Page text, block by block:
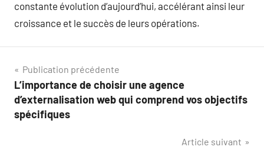
constante évolution d’aujourd’hui, accélérant ainsi leur
croissance et le succès de leurs opérations.
Navigation
de
l’article
Publication précédente
L’importance de choisir une agence
d’externalisation web qui comprend vos objectifs
spécifiques
Article suivant